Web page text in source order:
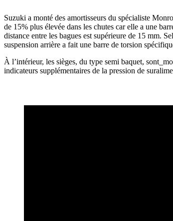
Suzuki a monté des amortisseurs du spécialiste
de 15% plus élevée dans les chutes car elle a une
distance entre les bagues est supérieure de 15 mm.
suspension arrière a fait une barre de torsion
À l’intérieur, les sièges, du type semi baquet,
indicateurs supplémentaires de la pression de